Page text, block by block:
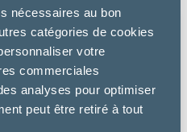
nécessaires au bon
catégories de cookies
votre
commerciales
analyses pour optimiser
peut être retiré à tout